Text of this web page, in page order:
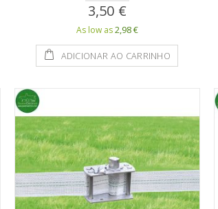
3,50 €
As low as2,98 €
ADICIONAR AO CARRINHO